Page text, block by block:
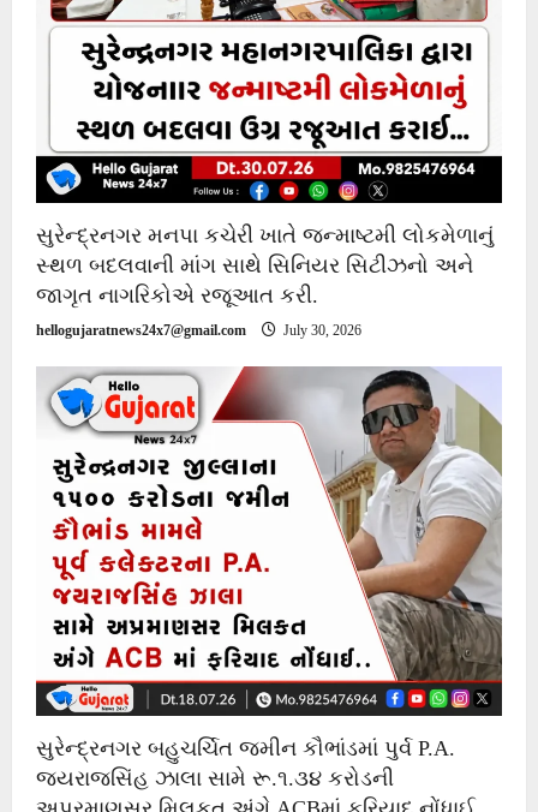
સુરેન્દ્રનગર મનપા કચેરી ખાતે જન્માષ્ટમી લોકમેળાનું
સ્થળ બદલવાની માંગ સાથે સિનિયર સિટીઝનો અને
જાગૃત નાગરિકોએ રજૂઆત કરી.
hellogujaratnews24x7@gmail.com July 30, 2026
સુરેન્દ્રનગર બહુચર્ચિત જમીન કૌભાંડમાં પુર્વ P.A.
જયરાજસિંહ ઝાલા સામે રૂ.૧.૩૪ કરોડની